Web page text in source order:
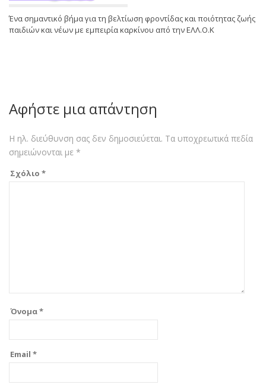
Ένα σημαντικό βήμα για τη βελτίωση φροντίδας και ποιότητας ζωής
παιδιών και νέων με εμπειρία καρκίνου από την ΕΛΛ.Ο.Κ
Αφήστε μια απάντηση
Η ηλ. διεύθυνση σας δεν δημοσιεύεται. Τα υποχρεωτικά πεδία
σημειώνονται με *
Σχόλιο *
Όνομα*
Email *